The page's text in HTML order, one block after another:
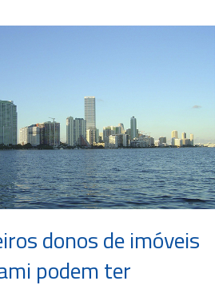
donos de imóveis
podem ter